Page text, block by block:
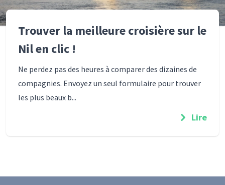
Trouver la meilleure croisière sur le
Nil en clic !
Ne perdez pas des heures à comparer des dizaines de
compagnies. Envoyez un seul formulaire pour trouver
les plus beaux b...
Lire